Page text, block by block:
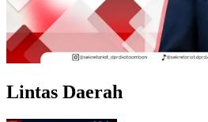
Lintas Daerah